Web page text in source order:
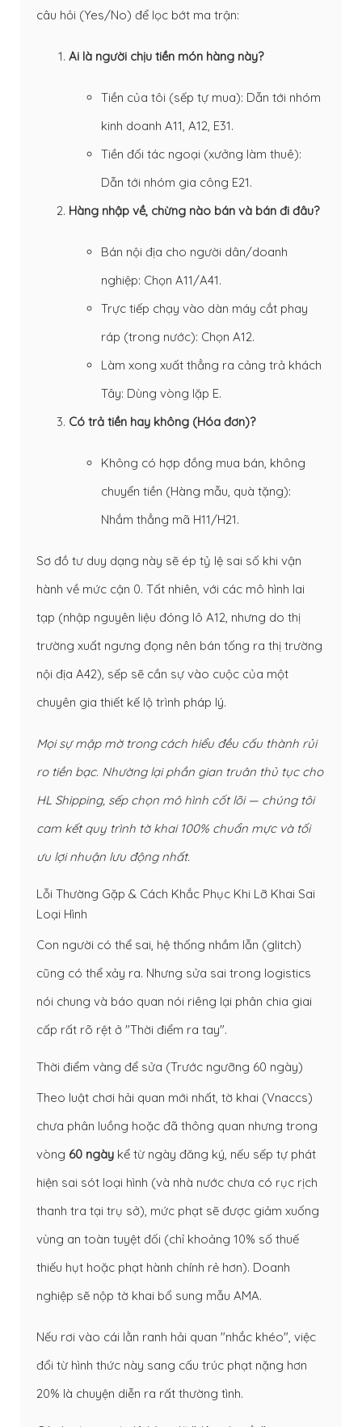
câu hỏi (Yes/No) để lọc bớt ma trận:
Ai là người chịu tiền món hàng này?
Tiền của tôi (sếp tự mua): Dẫn tới nhóm
kinh doanh A11, A12, E31.
Tiền đối tác ngoại (xưởng làm thuê):
Dẫn tới nhóm gia công E21.
Hàng nhập về, chừng nào bán và bán đi đâu?
Bán nội địa cho người dân/doanh
nghiệp: Chọn A11/A41.
Trực tiếp chạy vào dàn máy cắt phay
ráp (trong nước): Chọn A12.
Làm xong xuất thẳng ra cảng trả khách
Tây: Dùng vòng lặp E.
Có trả tiền hay không (Hóa đơn)?
Không có hợp đồng mua bán, không
chuyển tiền (Hàng mẫu, quà tặng):
Nhắm thẳng mã H11/H21.
Sơ đồ tư duy dạng này sẽ ép tỷ lệ sai số khi vận
hành về mức cận 0. Tất nhiên, với các mô hình lai
tạp (nhập nguyên liệu đóng lô A12, nhưng do thị
trường xuất ngưng đọng nên bán tống ra thị trường
nội địa A42), sếp sẽ cần sự vào cuộc của một
chuyên gia thiết kế lộ trình pháp lý.
Mọi sự mập mờ trong cách hiểu đều cấu thành rủi
ro tiền bạc. Nhường lại phần gian truân thủ tục cho
HL Shipping, sếp chọn mô hình cốt lõi — chúng tôi
cam kết quy trình tờ khai 100% chuẩn mực và tối
ưu lợi nhuận lưu động nhất.
Lỗi Thường Gặp & Cách Khắc Phục Khi Lỡ Khai Sai
Loại Hình
Con người có thể sai, hệ thống nhầm lẫn (glitch)
cũng có thể xảy ra. Nhưng sửa sai trong logistics
nói chung và báo quan nói riêng lại phân chia giai
cấp rất rõ rệt ở "Thời điểm ra tay".
Thời điểm vàng để sửa (Trước ngưỡng 60 ngày)
Theo luật chơi hải quan mới nhất, tờ khai (Vnaccs)
chưa phân luồng hoặc đã thông quan nhưng trong
vòng 60 ngày kể từ ngày đăng ký, nếu sếp tự phát
hiện sai sót loại hình (và nhà nước chưa có rục rịch
thanh tra tại trụ sở), mức phạt sẽ được giảm xuống
vùng an toàn tuyệt đối (chỉ khoảng 10% số thuế
thiếu hụt hoặc phạt hành chính rẻ hơn). Doanh
nghiệp sẽ nộp tờ khai bổ sung mẫu AMA.
Nếu rơi vào cái lằn ranh hải quan "nhắc khéo", việc
đổi từ hình thức này sang cấu trúc phạt nặng hơn
20% là chuyện diễn ra rất thường tình.